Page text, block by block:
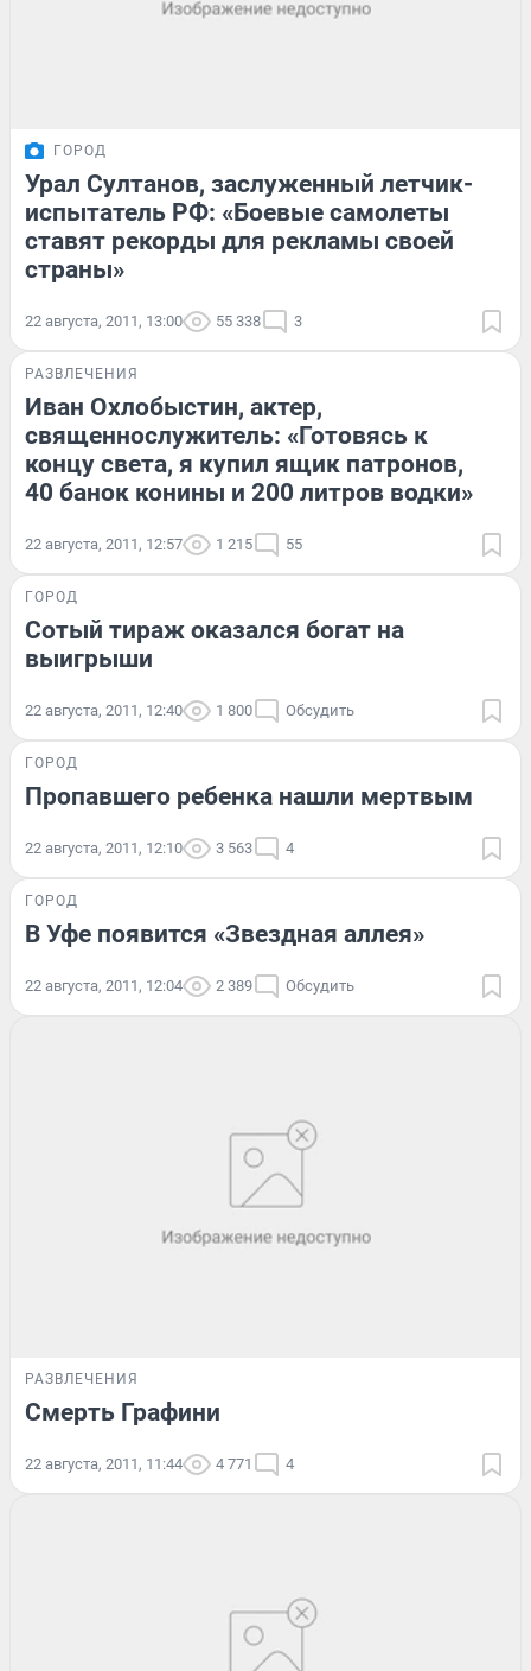
ГОРОД
Урал Султанов, заслуженный летчик-
испытатель РФ: «Боевые самолеты
ставят рекорды для рекламы своей
страны»
22 августа, 2011, 13:00 55 338 3
РАЗВЛЕЧЕНИЯ
Иван Охлобыстин, актер,
священнослужитель: «Готовясь к
концу света, я купил ящик патронов,
40 банок конины и 200 литров водки»
22 августа, 2011, 12:57 1 215 55
ГОРОД
Сотый тираж оказался богат на
выигрыши
22 августа, 2011, 12:40 1 800 Обсудить
ГОРОД
Пропавшего ребенка нашли мертвым
22 августа, 2011, 12:10 3 563 4
ГОРОД
В Уфе появится «Звездная аллея»
22 августа, 2011, 12:04 2 389 Обсудить
РАЗВЛЕЧЕНИЯ
Смерть Графини
22 августа, 2011, 11:44 4 771 4